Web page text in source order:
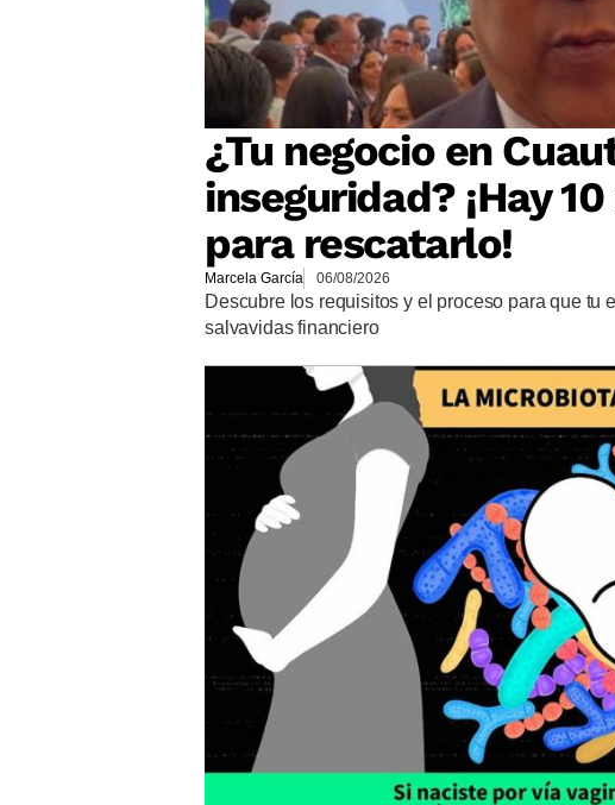
¿Tu negocio en
inseguridad? ¡Hay
para rescatarlo!
Marcela García 06/08/2026
Descubre los requisitos y el proceso para que tu
salvavidas financiero